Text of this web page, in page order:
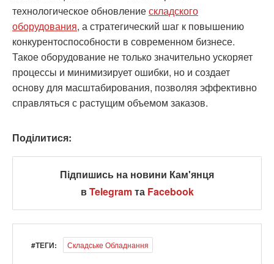
технологическое обновлениескладского
оборудования, а стратегический шаг к повышению
конкурентоспособности в современном бизнесе.
Такое оборудование не только значительно ускоряет
процессы и минимизирует ошибки, но и создает
основу для масштабирования, позволяя эффективно
справляться с растущим объемом заказов.
Поділитися:
Підпишись на новини Кам'янця
вTelegramта Facebook
#ТЕГИ: Складське Обладнання